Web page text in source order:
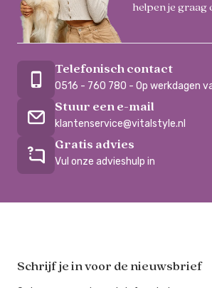
helpen je graag
Telefonisch contact
0516 - 760 780 - Op werkdagen
Stuur een e-mail
klantenservice@vitalstyle.nl
Gratis advies
Vul onze advieshulp in
Schrijf je in voor de nieuwsbrief